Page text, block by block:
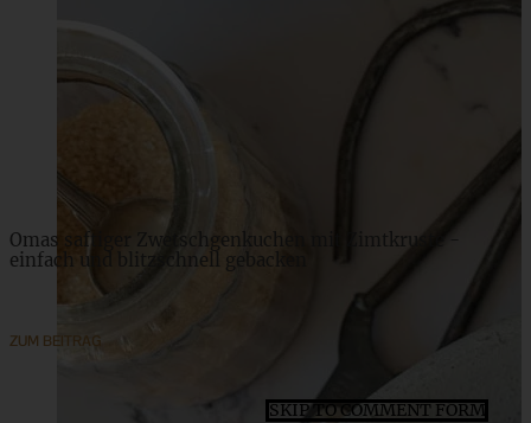
Cremiger Spekulatius-Cheesecake mit Orange
Omas saftiger Zwetschgenkuchen mit Zimtkruste -
einfach und blitzschnell gebacken
ZUM BEITRAG
SKIP TO COMMENT FORM